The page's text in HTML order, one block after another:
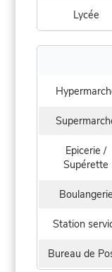
Lycée
Epicerie /
Supérette
Boulangerie
Station
Bureau de